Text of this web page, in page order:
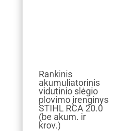
Rankinis
akumuliatorinis
vidutinio slėgio
plovimo įrenginys
STIHL RCA 20.0
(be akum. ir
krov.)